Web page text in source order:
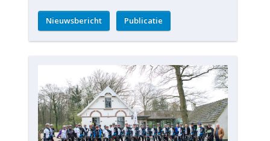
Nieuwsbericht Publicatie